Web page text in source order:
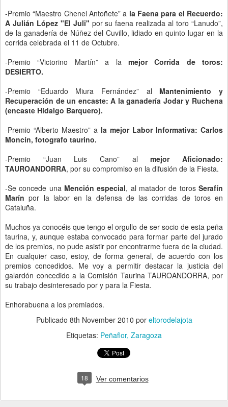
-Premio “Maestro Chenel Antoñete” a la Faena para el Recuerdo:
A Julián López "El Juli" por su faena realizada al toro “Lanudo”,
de la ganadería de Núñez del Cuvillo, lidiado en quinto lugar en la
corrida celebrada el 11 de Octubre.
-Premio “Victorino Martín” a lamejor Corrida de toros:
DESIERTO.
-Premio “Eduardo Miura Fernández” al Mantenimiento y
Recuperación de un encaste: A la ganadería Jodar y Ruchena
(encaste Hidalgo Barquero).
-Premio “Alberto Maestro” a la mejor Labor Informativa: Carlos
Moncín, fotografo taurino.
-Premio “Juan Luis Cano” almejor Aficionado:
TAUROANDORRA, por su compromiso en la difusión de la Fiesta.
-Se concede una Mención especial, al matador de torosSerafín
Marín por la labor en la defensa de las corridas de toros en
Cataluña.
Muchos ya conocéis que tengo el orgullo de ser socio de esta peña
taurina, y, aunque estaba convocado para formar parte del jurado
de los premios, no pude asistir por encontrarme fuera de la ciudad.
En cualquier caso, estoy, de forma general, de acuerdo con los
premios concedidos. Me voy a permitir destacar la justicia del
galardón concedido a la Comisión Taurina TAUROANDORRA, por
su trabajo desinteresado por y para la Fiesta.
Enhorabuena a los premiados.
Publicado 8th November 2010 por eltorodelajota
Etiquetas: Peñaflor Zaragoza
18 Ver comentarios